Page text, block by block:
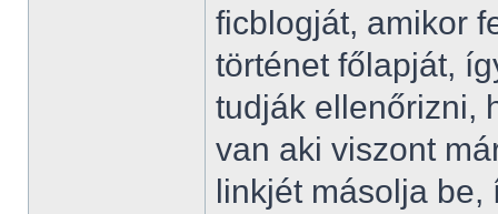
ficblogját, amikor
történet főlapját,
tudják ellenőrizni,
van aki viszont
linkjét másolja be,